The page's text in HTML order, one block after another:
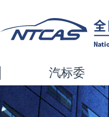
汽标委